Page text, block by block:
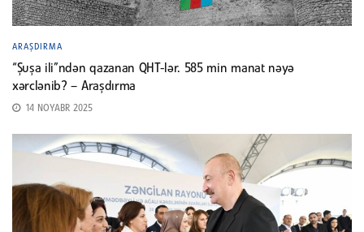
ARAŞDIRMA
“Şuşa ili”ndən qazanan QHT-lər. 585 min manat nəyə
xərclənib? – Araşdırma
14 NOYABR 2025